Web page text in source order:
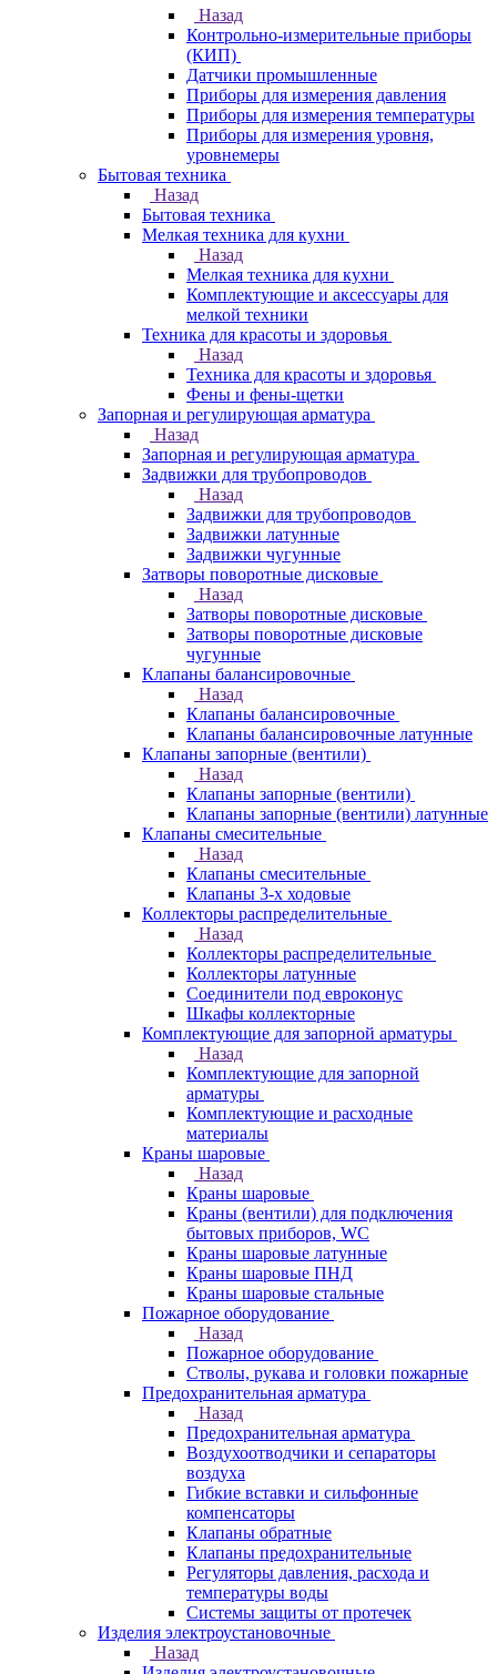
Назад
Контрольно-измерительные приборы
(КИП)
Датчики промышленные
Приборы для измерения давления
Приборы для измерения температуры
Приборы для измерения уровня,
уровнемеры
Бытовая техника
Назад
Бытовая техника
Мелкая техника для кухни
Назад
Мелкая техника для кухни
Комплектующие и аксессуары для
мелкой техники
Техника для красоты и здоровья
Назад
Техника для красоты и здоровья
Фены и фены-щетки
Запорная и регулирующая арматура
Назад
Запорная и регулирующая арматура
Задвижки для трубопроводов
Назад
Задвижки для трубопроводов
Задвижки латунные
Задвижки чугунные
Затворы поворотные дисковые
Назад
Затворы поворотные дисковые
Затворы поворотные дисковые
чугунные
Клапаны балансировочные
Назад
Клапаны балансировочные
Клапаны балансировочные латунные
Клапаны запорные (вентили)
Назад
Клапаны запорные (вентили)
Клапаны запорные (вентили) латунные
Клапаны смесительные
Назад
Клапаны смесительные
Клапаны 3-х ходовые
Коллекторы распределительные
Назад
Коллекторы распределительные
Коллекторы латунные
Соединители под евроконус
Шкафы коллекторные
Комплектующие для запорной арматуры
Назад
Комплектующие для запорной
арматуры
Комплектующие и расходные
материалы
Краны шаровые
Назад
Краны шаровые
Краны (вентили) для подключения
бытовых приборов, WC
Краны шаровые латунные
Краны шаровые ПНД
Краны шаровые стальные
Пожарное оборудование
Назад
Пожарное оборудование
Стволы, рукава и головки пожарные
Предохранительная арматура
Назад
Предохранительная арматура
Воздухоотводчики и сепараторы
воздуха
Гибкие вставки и сильфонные
компенсаторы
Клапаны обратные
Клапаны предохранительные
Регуляторы давления, расхода и
температуры воды
Системы защиты от протечек
Изделия электроустановочные
Назад